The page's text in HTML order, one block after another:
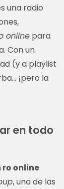
una radio
online para
Con un
(y a playlist
¡pero la
en todo
online
, una de las